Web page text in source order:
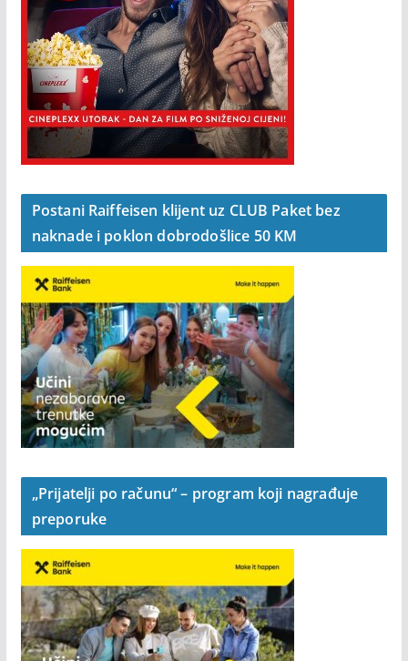
Postani Raiffeisen klijent uz CLUB Paket bez
naknade i poklon dobrodošlice 50 KM
„Prijatelji po računu“ – program koji nagrađuje
preporuke